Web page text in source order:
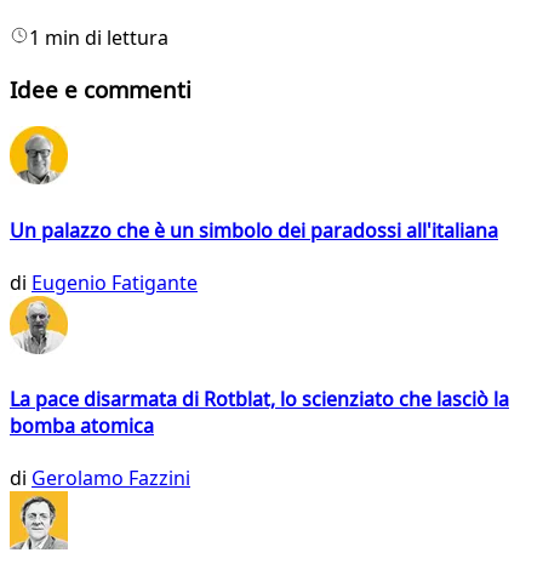
1 min di lettura
Idee e commenti
Un palazzo che è un simbolo dei paradossi all'italiana
di Eugenio Fatigante
La pace disarmata di Rotblat, lo scienziato che lasciò la
bomba atomica
di Gerolamo Fazzini